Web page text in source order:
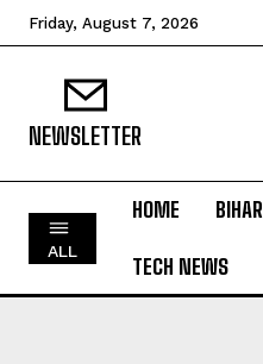
BIHAR
Friday, August 7, 2026
NEWSLETTER
ALL
HOME BIHAR
TECH NEWS